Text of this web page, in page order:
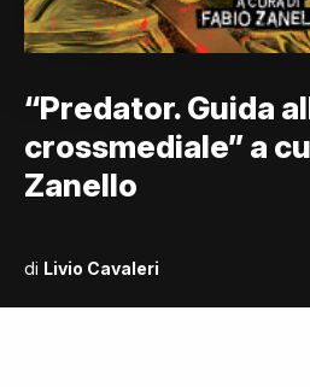
“Predator. Guida
crossmediale” a
Zanello
di Livio Cavaleri